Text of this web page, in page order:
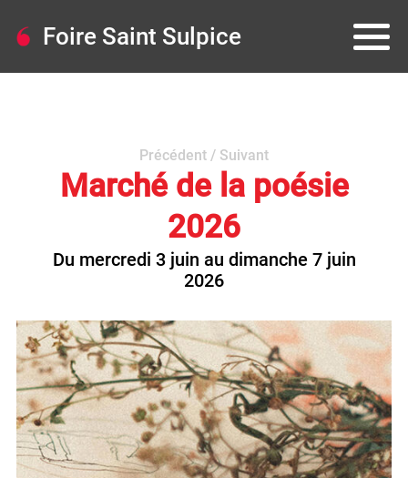
Foire Saint Sulpice
Précédent / Suivant
Marché de la poésie
2026
Du mercredi 3 juin au dimanche 7 juin
2026